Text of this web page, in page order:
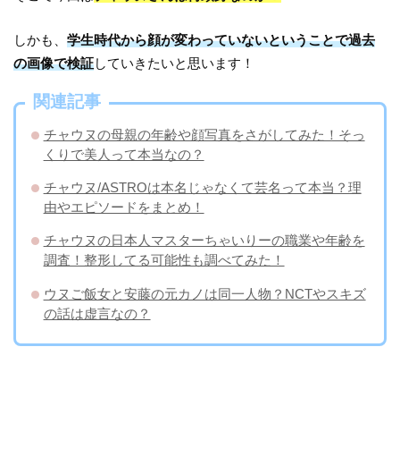
しかも、学生時代から顔が変わっていないということで過去
の画像で検証していきたいと思います！
関連記事
チャウヌの母親の年齢や顔写真をさがしてみた！そっ
くりで美人って本当なの？
チャウヌ/ASTROは本名じゃなくて芸名って本当？理
由やエピソードをまとめ！
チャウヌの日本人マスターちゃいりーの職業や年齢を
調査！整形してる可能性も調べてみた！
ウヌご飯女と安藤の元カノは同一人物？NCTやスキズ
の話は虚言なの？